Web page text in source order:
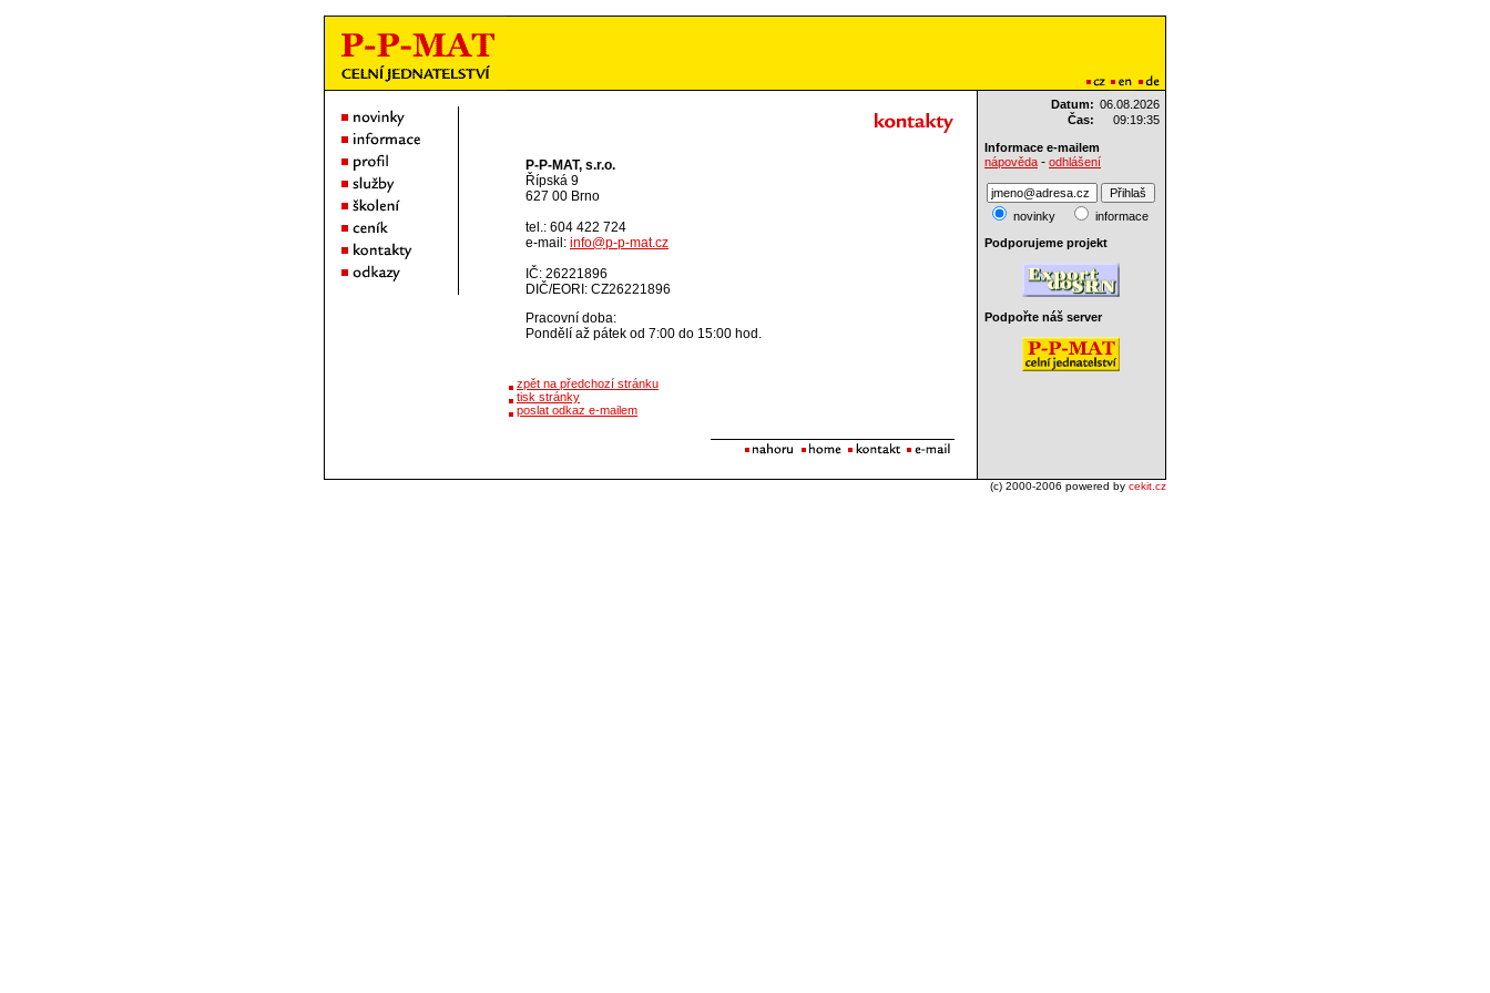
P-P-MAT, s.r.o.
Řípská 9
627 00 Brno
tel.: 604 422 724
e-mail: info@p-p-mat.cz
IČ: 26221896
DIČ/EORI: CZ26221896
Pracovní doba:
Pondělí až pátek od 7:00 do 15:00 hod.
Datum: 06.08.2026
Čas:
09:19:35
Informace e-mailem
nápověda - odhlášení
novinky
informace
Podporujeme projekt
Podpořte náš server
zpět na předchozí stránku
tisk stránky
poslat odkaz e-mailem
(c) 2000-2006 powered by cekit.cz